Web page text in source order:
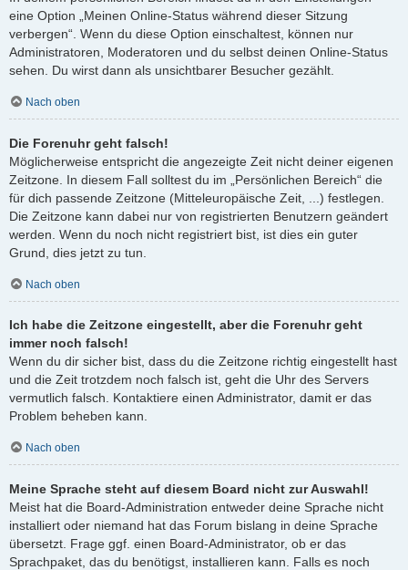
eine Option „Meinen Online-Status während dieser Sitzung
verbergen“. Wenn du diese Option einschaltest, können nur
Administratoren, Moderatoren und du selbst deinen Online-Status
sehen. Du wirst dann als unsichtbarer Besucher gezählt.
Nach oben
Die Forenuhr geht falsch!
Möglicherweise entspricht die angezeigte Zeit nicht deiner eigenen
Zeitzone. In diesem Fall solltest du im „Persönlichen Bereich“ die
für dich passende Zeitzone (Mitteleuropäische Zeit, ...) festlegen.
Die Zeitzone kann dabei nur von registrierten Benutzern geändert
werden. Wenn du noch nicht registriert bist, ist dies ein guter
Grund, dies jetzt zu tun.
Nach oben
Ich habe die Zeitzone eingestellt, aber die Forenuhr geht
immer noch falsch!
Wenn du dir sicher bist, dass du die Zeitzone richtig eingestellt hast
und die Zeit trotzdem noch falsch ist, geht die Uhr des Servers
vermutlich falsch. Kontaktiere einen Administrator, damit er das
Problem beheben kann.
Nach oben
Meine Sprache steht auf diesem Board nicht zur Auswahl!
Meist hat die Board-Administration entweder deine Sprache nicht
installiert oder niemand hat das Forum bislang in deine Sprache
übersetzt. Frage ggf. einen Board-Administrator, ob er das
Sprachpaket, das du benötigst, installieren kann. Falls es noch